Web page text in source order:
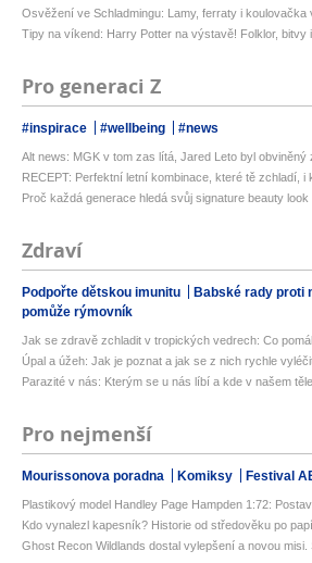
Osvěžení ve Schladmingu: Lamy, ferraty i koulovačka
Tipy na víkend: Harry Potter na výstavě! Folklor, bitvy i
Pro generaci Z
#inspirace #wellbeing #news
Alt news: MGK v tom zas lítá, Jared Leto byl obviněný
RECEPT: Perfektní letní kombinace, které tě zchladí, i
Proč každá generace hledá svůj signature beauty look
Zdraví
Podpořte dětskou imunitu Babské rady proti
pomůže rýmovník
Jak se zdravě zchladit v tropických vedrech: Co
Úpal a úžeh: Jak je poznat a jak se z nich rychle
Parazité v nás: Kterým se u nás líbí a kde v našem těle
Pro nejmenší
Mourissonova poradna Komiksy Festival
Plastikový model Handley Page Hampden 1:72:
Kdo vynalezl kapesník? Historie od středověku po
Ghost Recon Wildlands dostal vylepšení a novou misi.